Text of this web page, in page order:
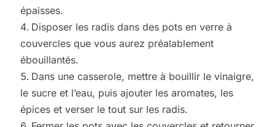
épaisses.
Disposer les radis dans des pots en verre à
couvercles que vous aurez préalablement
ébouillantés.
Dans une casserole, mettre à bouillir le vinaigre,
le sucre et l’eau, puis ajouter les aromates, les
épices et verser le tout sur les radis.